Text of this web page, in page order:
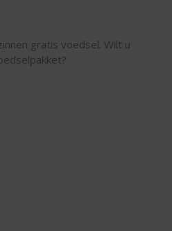
gratis voedsel. Wilt u